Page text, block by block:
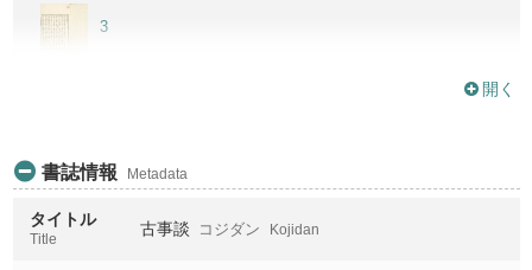
3
5
開く
書誌情報 Metadata
タイトル
Title
古事談 コジダン Kojidan